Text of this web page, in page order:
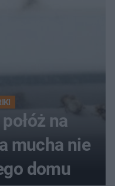
na
mucha nie
domu